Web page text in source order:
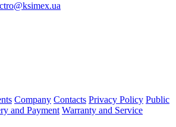
Company Contacts Privacy Policy Public
and Payment Warranty and Service